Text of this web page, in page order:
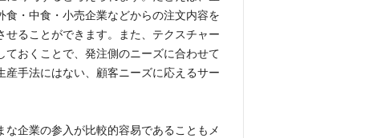
・中食・小売企業などからの注文内容を
ることができます。また、テクスチャー
おくことで、発注側のニーズに合わせて
手法にはない、顧客ニーズに応えるサー
企業の参入が比較的容易であることもメ